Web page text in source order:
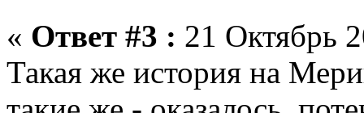
« Ответ #3 : 21 Октябрь
Такая же история на